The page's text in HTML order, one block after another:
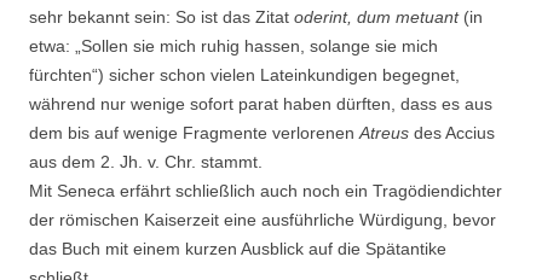
sehr bekannt sein: So ist das Zitat oderint, dum metuant(in
etwa: „Sollen sie mich ruhig hassen, solange sie mich
fürchten“) sicher schon vielen Lateinkundigen begegnet,
während nur wenige sofort parat haben dürften, dass es aus
dem bis auf wenige Fragmente verlorenen Atreus des Accius
aus dem 2. Jh. v. Chr. stammt.
Mit Seneca erfährt schließlich auch noch ein Tragödiendichter
der römischen Kaiserzeit eine ausführliche Würdigung, bevor
das Buch mit einem kurzen Ausblick auf die Spätantike